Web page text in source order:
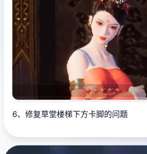
6、修复草堂楼梯下方卡脚的问题